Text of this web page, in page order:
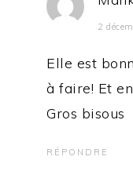
2
Elle est
à faire! Et
Gros bisous
RÉPONDRE